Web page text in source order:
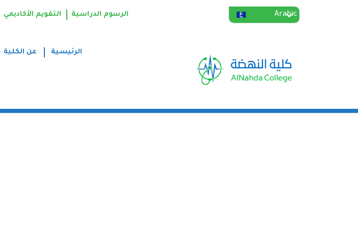
الرسوم الدراسية التقويم الأكاديمي
Select your language
الرئيسية عن الكلية